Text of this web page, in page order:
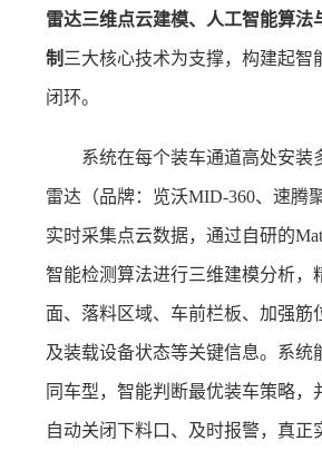
雷达三维点云建模、人工智能算法
制 三大核心技术为支撑，构建起智
闭环。
系统在每个装车通道高处安装
雷达（品牌：览沃MID-360、速腾
实时采集点云数据，通过自研的
智能检测算法进行三维建模分析，
面、落料区域、车前栏板、加强筋
及装载设备状态等关键信息。系统
同车型，智能判断最优装车策略，
自动关闭下料口、及时报警，真正